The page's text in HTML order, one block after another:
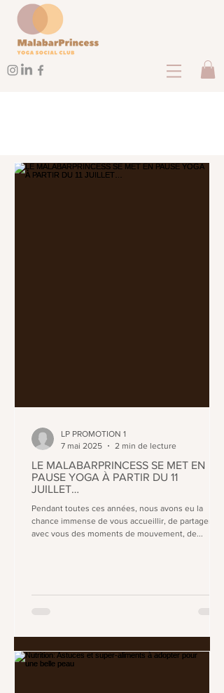
LE MALABARPRINCESS SE MET EN
PAUSE YOGA À PARTIR DU 11
JUILLET…
Pendant toutes ces années, nous avons eu la
chance immense de vous accueillir, de partager
avec vous des moments de mouvement, de...
LP PROMOTION 1
7 mai 2025
2 min de lecture